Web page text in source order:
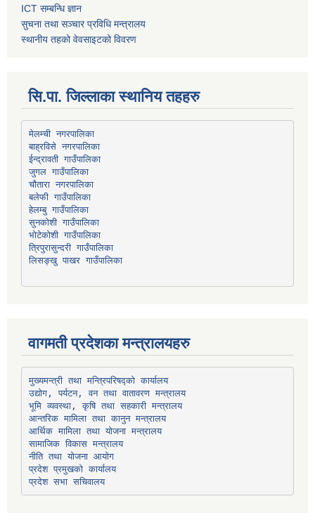
ICT सम्बन्धि ज्ञान
सुचना तथा सञ्चार प्रविधि मन्त्रालय
स्थानीय तहको वेवसाइटको विवरण
सि.पा. जिल्लाका स्थानिय तहहरु
मेलम्ची नगरपालिका
बाह्रविसे नगरपालिका
ईन्द्रावती गाउँपालिका
जुगल गाउँपालिका
चौतारा नगरपालिका
बलेफी गाउँपालिका
हेलम्बु गाउँपालिका
सुनकोशी गाउँपालिका
भोटेकोशी गाउँपालिका
त्रिपुरासुन्दरी गाउँपालिका
लिसङ्खु पाखर गाउँपालिका
वागमती प्रदेशका मन्त्रालयहरु
मुख्यमन्त्री तथा मन्त्रिपरिषद्को कार्यालय
उद्योग, पर्यटन, वन तथा वातावरण मन्त्रालय
भूमि व्यवस्था, कृषि तथा सहकारी मन्त्रालय
आन्तरिक मामिला तथा कानुन मन्त्रालय
आर्थिक मामिला तथा योजना मन्त्रालय
सामाजिक विकास मन्त्रालय
नीति तथा योजना आयोग
प्रदेश प्रमुखको कार्यालय
प्रदेश सभा सचिवालय